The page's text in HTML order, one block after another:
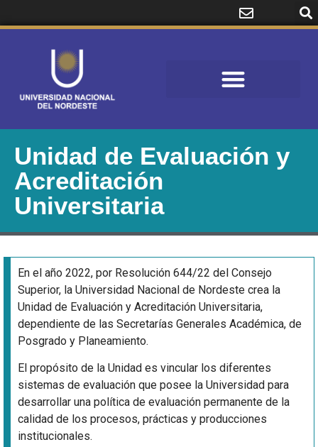
Unidad de Evaluación y
Acreditación
Universitaria
En el año 2022, por Resolución 644/22 del Consejo
Superior, la Universidad Nacional de Nordeste crea la
Unidad de Evaluación y Acreditación Universitaria,
dependiente de las Secretarías Generales Académica, de
Posgrado y Planeamiento.
El propósito de la Unidad es vincular los diferentes
sistemas de evaluación que posee la Universidad para
desarrollar una política de evaluación permanente de la
calidad de los procesos, prácticas y producciones
institucionales.